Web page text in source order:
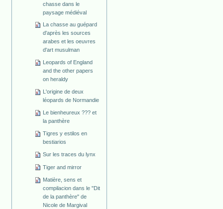
chasse dans le
paysage médiéval
La chasse au guépard
d'après les sources
arabes et les oeuvres
d'art musulman
Leopards of England
and the other papers
on heraldy
L'origine de deux
léopards de Normandie
Le bienheureux ??? et
la panthère
Tigres y estilos en
bestiarios
Sur les traces du lynx
Tiger and mirror
Matière, sens et
compilacion dans le "Dit
de la panthère" de
Nicole de Margival